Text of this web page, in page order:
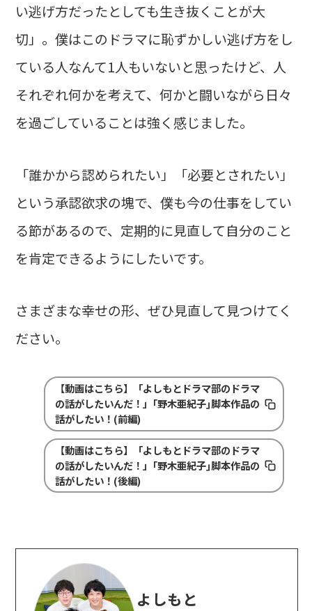
い逃げ方だったとしても生き抜くことが大
切」。僕はこのドラマに恥ずかしい逃げ方をし
ている人なんて1人もいないと思ったけど、人
それぞれ何かを考えて、何かと闘いながら日々
を過ごしていることは強く感じました。
「誰かから認められたい」「必要とされたい」
という承認欲求の塊で、僕も今の仕事をしてい
る節があるので、定期的に見直して自分のこと
を肯定できるようにしたいです。
さまざまな幸せの形、ぜひ見直して見つけてく
ださい。
【動画はこちら】「よしもとドラマ部のドラマ
の話がしたいんだ！」｢野木亜紀子｣脚本作品の
話がしたい！(前編)
【動画はこちら】「よしもとドラマ部のドラマ
の話がしたいんだ！」｢野木亜紀子｣脚本作品の
話がしたい！(後編)
よしもと